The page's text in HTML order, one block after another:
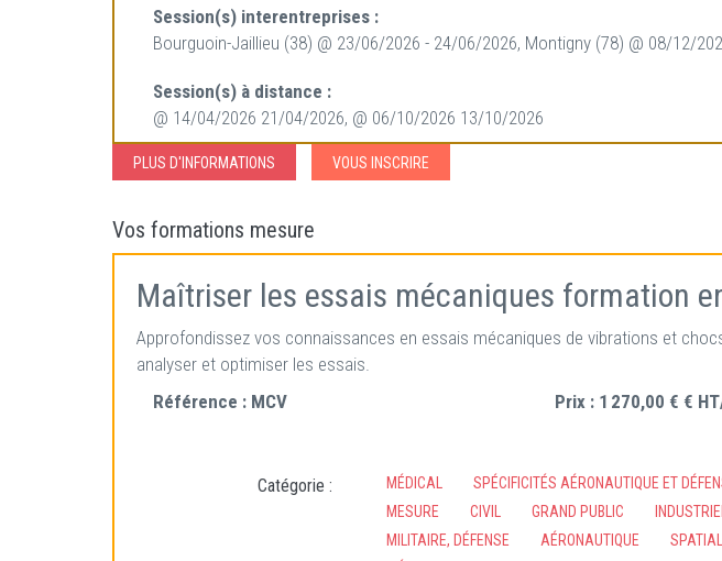
Session(s) interentreprises :
Bourguoin-Jaillieu (38) @ 23/06/2026 - 24/06/2026, Montigny (78) @ 08/12/
Session(s) à distance :
@ 14/04/2026 21/04/2026, @ 06/10/2026 13/10/2026
PLUS D'INFORMATIONS VOUS INSCRIRE
Vos formations mesure
Maîtriser les essais mécaniques formation
Approfondissez vos connaissances en essais mécaniques de vibrations et
analyser et optimiser les essais.
Référence : MCV Prix : 1 270,00 € €
Catégorie : MÉDICAL SPÉCIFICITÉS AÉRONAUTIQUE ET
MESURE
CIVIL GRAND PUBLIC INDUSTRIEL
MILITAIRE, DÉFENSE
AÉRONAUTIQUE SPATIAL